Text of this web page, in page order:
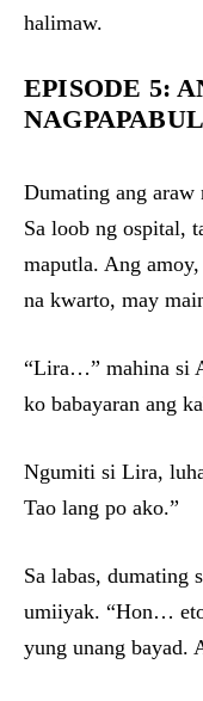
halimaw.
EPISODE 5:
Dumating ang
Sa loob ng ospital,
maputla. Ang
na kwarto, may
“Lira…” mahina si
ko babayaran ang
Ngumiti si Lira,
Tao lang po ako.”
Sa labas, dumating
umiiyak. “Hon…
yung unang